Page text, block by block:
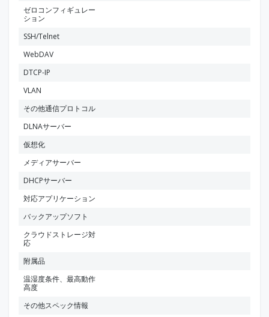
ゼロコンフィギュレー
ション
SSH/Telnet
WebDAV
DTCP-IP
VLAN
その他通信プロトコル
DLNAサーバー
仮想化
メディアサーバー
DHCPサーバー
対応アプリケーション
バックアップソフト
クラウドストレージ対
応
附属品
温湿度条件、最高動作
高度
その他スペック情報